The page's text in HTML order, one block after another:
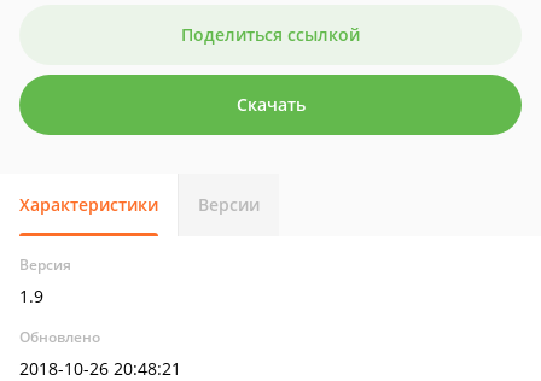
Поделиться ссылкой
Скачать
Характеристики Версии
Версия
1.9
Обновлено
2018-10-26 20:48:21